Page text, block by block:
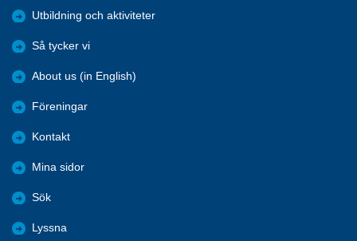
Utbildning och aktiviteter
Så tycker vi
About us (in English)
Föreningar
Kontakt
Mina sidor
Sök
Lyssna